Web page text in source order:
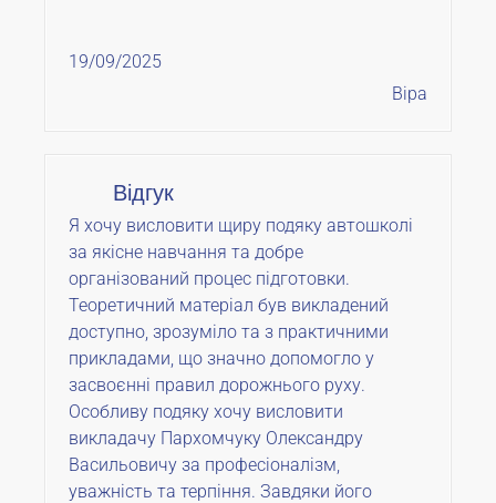
19/09/2025
Віра
Відгук
Я хочу висловити щиру подяку автошколі
за якісне навчання та добре
організований процес підготовки.
Теоретичний матеріал був викладений
доступно, зрозуміло та з практичними
прикладами, що значно допомогло у
засвоєнні правил дорожнього руху.
Особливу подяку хочу висловити
викладачу Пархомчуку Олександру
Васильовичу за професіоналізм,
уважність та терпіння. Завдяки його